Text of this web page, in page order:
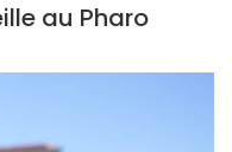
au Pharo